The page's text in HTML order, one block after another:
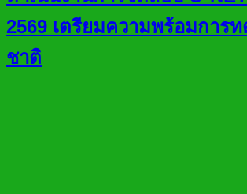
2569 เตรียมความพร้อมการ
ชาติ